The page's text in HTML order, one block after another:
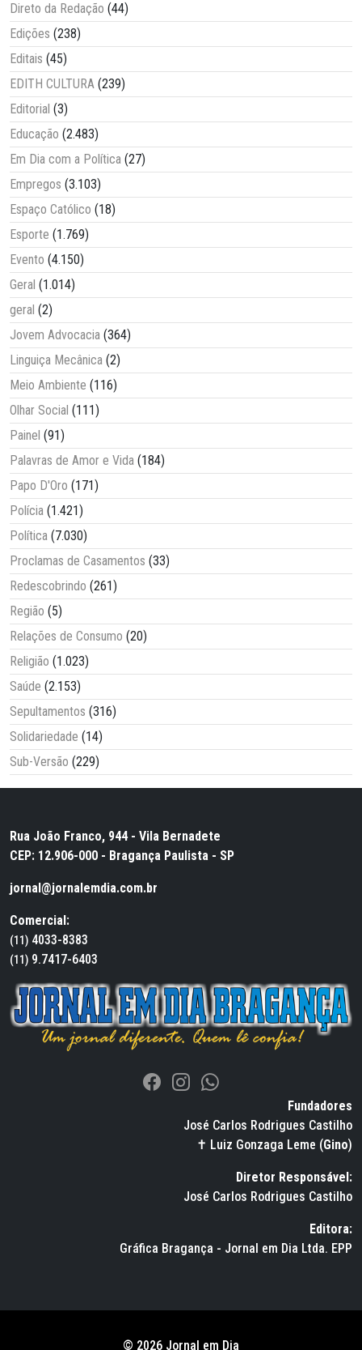
Direto da Redação (44)
Edições (238)
Editais (45)
EDITH CULTURA (239)
Editorial (3)
Educação (2.483)
Em Dia com a Política (27)
Empregos (3.103)
Espaço Católico (18)
Esporte (1.769)
Evento (4.150)
Geral (1.014)
geral (2)
Jovem Advocacia (364)
Linguiça Mecânica (2)
Meio Ambiente (116)
Olhar Social (111)
Painel (91)
Palavras de Amor e Vida (184)
Papo D'Oro (171)
Polícia (1.421)
Política (7.030)
Proclamas de Casamentos (33)
Redescobrindo (261)
Região (5)
Relações de Consumo (20)
Religião (1.023)
Saúde (2.153)
Sepultamentos (316)
Solidariedade (14)
Sub-Versão (229)
Rua João Franco, 944 - Vila Bernadete
CEP: 12.906-000 - Bragança Paulista - SP
jornal@jornalemdia.com.br
Comercial:
(11) 4033-8383
(11) 9.7417-6403
Fundadores
José Carlos Rodrigues Castilho
✝ Luiz Gonzaga Leme (Gino)
Diretor Responsável:
José Carlos Rodrigues Castilho
Editora:
Gráfica Bragança - Jornal em Dia Ltda. EPP
© 2026 Jornal em Dia